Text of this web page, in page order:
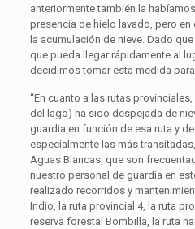
anteriormente también la
presencia de hielo lavado, pero
la acumulación de nieve. Dado
que pueda llegar rápidamente al
decidimos tomar esta medida
“En cuanto a las rutas
del lago) ha sido despejada de
guardia en función de esa ruta y
especialmente las más
Aguas Blancas, que son
nuestro personal de guardia en
realizado recorridos y
Indio, la ruta provincial 4, la ruta
reserva forestal Bombilla, la ruta